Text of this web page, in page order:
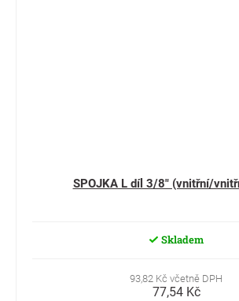
SPOJKA L díl 3/8" (vnitřní/
Skladem
93,82 Kč včetně DPH
77,54 Kč